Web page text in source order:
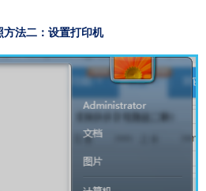
法二：设置打印机